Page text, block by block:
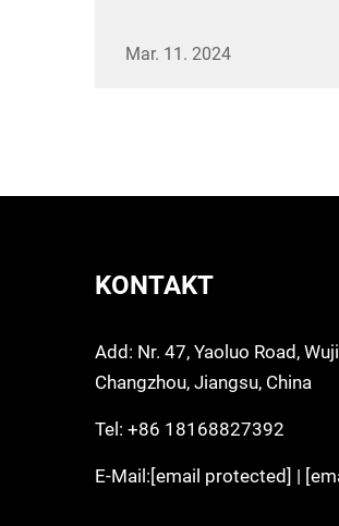
Mar. 11. 2024
KONTAKT
Add: Nr. 47, Yaoluo Road,
Changzhou, Jiangsu, China
Tel: +86 18168827392
E-Mail:[email protected] |